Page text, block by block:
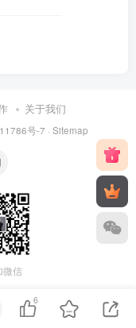
关于我们
号-7 · Sitemap
微信
6